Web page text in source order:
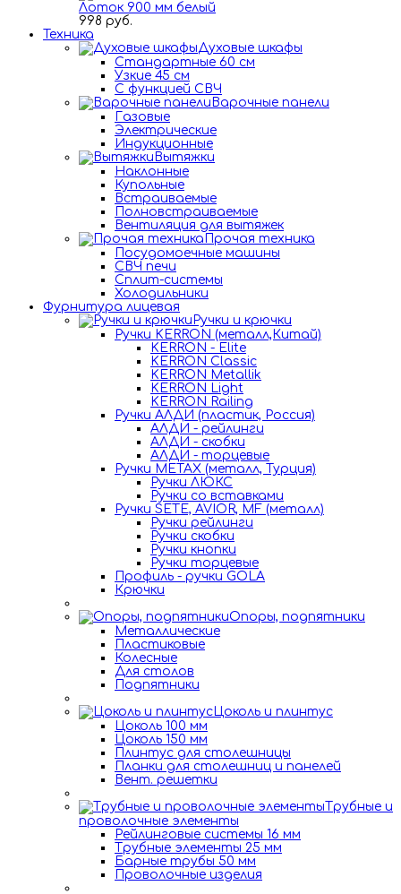
Лоток 900 мм белый
998 руб.
Техника
Духовые шкафы
Стандартные 60 см
Узкие 45 см
С функцией СВЧ
Варочные панели
Газовые
Электрические
Индукционные
Вытяжки
Наклонные
Купольные
Встраиваемые
Полновстраиваемые
Вентиляция для вытяжек
Прочая техника
Посудомоечные машины
СВЧ печи
Сплит-системы
Холодильники
Фурнитура лицевая
Ручки и крючки
Ручки KERRON (металл,Китай)
KERRON - Elite
KERRON Classic
KERRON Metallik
KERRON Light
KERRON Railing
Ручки АЛДИ (пластик, Россия)
АЛДИ - рейлинги
АЛДИ - скобки
АЛДИ - торцевые
Ручки METAX (металл, Турция)
Ручки ЛЮКС
Ручки со вставками
Ручки SETE, AVIOR, MF (металл)
Ручки рейлинги
Ручки скобки
Ручки кнопки
Ручки торцевые
Профиль - ручки GOLA
Крючки
Опоры, подпятники
Металлические
Пластиковые
Колесные
Для столов
Подпятники
Цоколь и плинтус
Цоколь 100 мм
Цоколь 150 мм
Плинтус для столешницы
Планки для столешниц и панелей
Вент. решетки
Трубные и
проволочные элементы
Рейлинговые системы 16 мм
Трубные элементы 25 мм
Барные трубы 50 мм
Проволочные изделия